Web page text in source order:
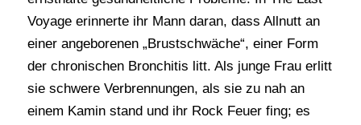
Voyage erinnerte ihr Mann daran, dass Allnutt an
einer angeborenen „Brustschwäche“, einer Form
der chronischen Bronchitis litt. Als junge Frau erlitt
sie schwere Verbrennungen, als sie zu nah an
einem Kamin stand und ihr Rock Feuer fing; es